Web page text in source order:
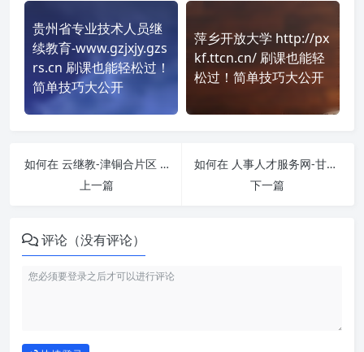
贵州省专业技术人员继
续教育-www.gzjxjy.gzs
rs.cn 刷课也能轻松过！
简单技巧大公开
萍乡开放大学 http://px
kf.ttcn.cn/ 刷课也能轻
松过！简单技巧大公开
如何在 云继教-津铜合片区 https://saas.yunteacher.com/index?orgCode=jintonghepianqu 平台快速完成学习任务？
上一篇
如何在 人事人才服务网-甘南藏族自治州 http://gn.chinahrt.cn 平台快速完成学习任务？
下一篇
评论（没有评论）